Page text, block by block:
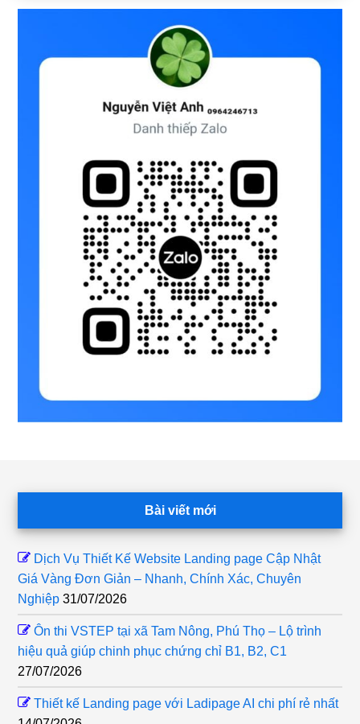
Bài viết mới
Dịch Vụ Thiết Kế Website Landing page Cập Nhật
Giá Vàng Đơn Giản – Nhanh, Chính Xác, Chuyên
Nghiệp 31/07/2026
Ôn thi VSTEP tại xã Tam Nông, Phú Thọ – Lộ trình
hiệu quả giúp chinh phục chứng chỉ B1, B2, C1
27/07/2026
Thiết kế Landing page với Ladipage AI chi phí rẻ nhất